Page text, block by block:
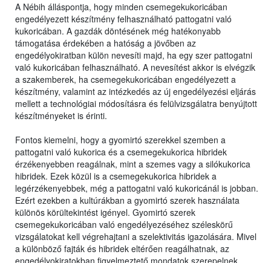
A Nébih álláspontja, hogy minden csemegekukoricában
engedélyezett készítmény felhasználható pattogatni való
kukoricában. A gazdák döntésének még hatékonyabb
támogatása érdekében a hatóság a jövőben az
engedélyokiratban külön nevesíti majd, ha egy szer pattogatni
való kukoricában felhasználható. A nevesítést akkor is elvégzik
a szakemberek, ha csemegekukoricában engedélyezett a
készítmény, valamint az intézkedés az új engedélyezési eljárás
mellett a technológiai módosításra és felülvizsgálatra benyújtott
készítményeket is érinti.
Fontos kiemelni, hogy a gyomirtó szerekkel szemben a
pattogatni való kukorica és a csemegekukorica hibridek
érzékenyebben reagálnak, mint a szemes vagy a silókukorica
hibridek. Ezek közül is a csemegekukorica hibridek a
legérzékenyebbek, még a pattogatni való kukoricánál is jobban.
Ezért ezekben a kultúrákban a gyomirtó szerek használata
különös körültekintést igényel. Gyomirtó szerek
csemegekukoricában való engedélyezéséhez széleskörű
vizsgálatokat kell végrehajtani a szelektivitás igazolására. Mivel
a különböző fajták és hibridek eltérően reagálhatnak, az